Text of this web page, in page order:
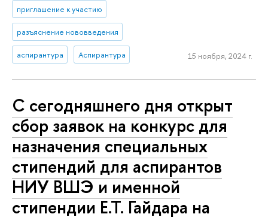
приглашение к участию
разъяснение нововведения
аспирантура Аспирантура 15 ноября, 2024 г.
С сегодняшнего дня открыт
сбор заявок на конкурс для
назначения специальных
стипендий для аспирантов
НИУ ВШЭ и именной
стипендии Е.Т. Гайдара на